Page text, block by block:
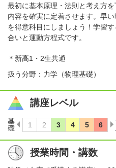
最初に基本原理・法則と考え方
内容を確実に定着させます。早
を得意科目にしましょう！学習
合いと運動方程式です。
＊新高1・2生共通
扱う分野：力学（物理基礎）
講座レベル
授業時間・講数